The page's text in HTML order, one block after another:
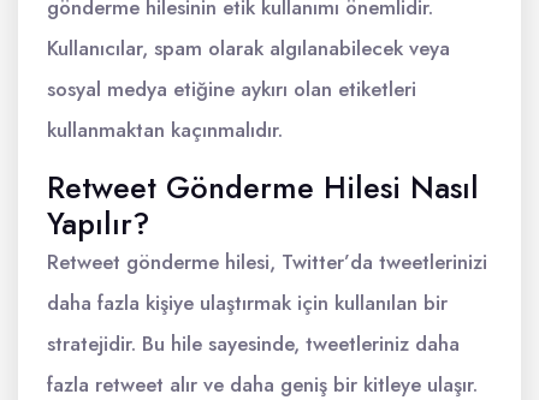
gönderme hilesinin etik kullanımı önemlidir.
Kullanıcılar, spam olarak algılanabilecek veya
sosyal medya etiğine aykırı olan etiketleri
kullanmaktan kaçınmalıdır.
Retweet Gönderme Hilesi Nasıl
Yapılır?
Retweet gönderme hilesi, Twitter’da tweetlerinizi
daha fazla kişiye ulaştırmak için kullanılan bir
stratejidir. Bu hile sayesinde, tweetleriniz daha
fazla retweet alır ve daha geniş bir kitleye ulaşır.